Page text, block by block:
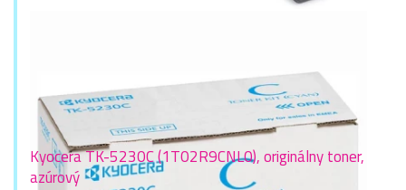
Kyocera TK-5230C (1T02R9CNL0), originálny toner,
azúrový